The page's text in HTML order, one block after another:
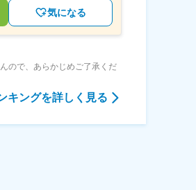
気になる
ので、あらかじめご了承くだ
キングを詳しく見る